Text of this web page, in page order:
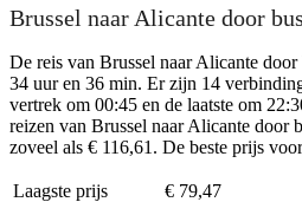
Brussel naar Alicante door bus
De reis van Brussel naar Alicante
34 uur en 36 min. Er zijn 14
vertrek om 00:45 en de laatste om
reizen van Brussel naar Alicante door
zoveel als € 116,61. De beste prijs
Laagste prijs
€ 79,47